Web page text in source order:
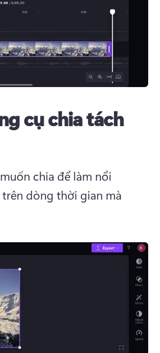
cụ chia tách
chia để làm nổi
dòng thời gian mà